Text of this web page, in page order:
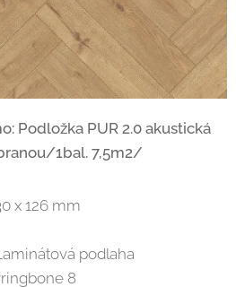
Podložka PUR 2.0 akustická
1bal. 7,5m2/
x 126 mm
podlaha
8